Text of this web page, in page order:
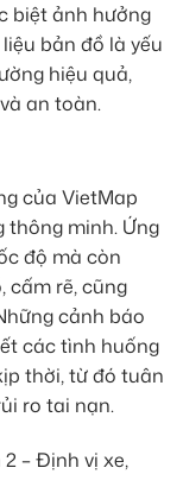
biệt ảnh hưởng
bản đồ là yếu
hiệu quả,
an toàn.
của VietMap
thông minh. Ứng
độ mà còn
cấm rẽ, cũng
cảnh báo
các tình huống
thời, từ đó tuân
ro tai nạn.